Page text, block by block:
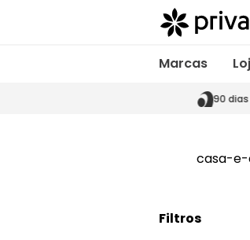
Marcas
90
casa-e-
Filtros